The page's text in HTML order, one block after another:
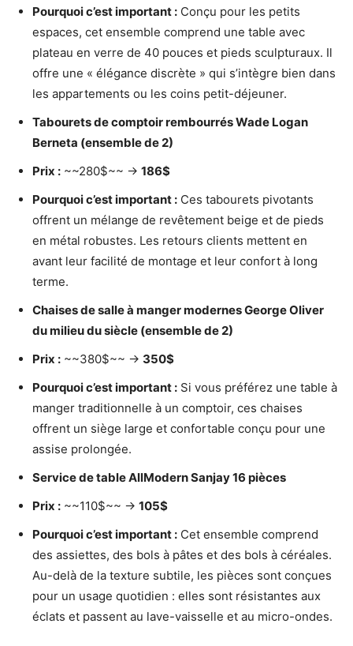
Pourquoi c’est important : Conçu pour les petits
espaces, cet ensemble comprend une table avec
plateau en verre de 40 pouces et pieds sculpturaux. Il
offre une « élégance discrète » qui s’intègre bien dans
les appartements ou les coins petit-déjeuner.
Tabourets de comptoir rembourrés Wade Logan
Berneta (ensemble de 2)
Prix : ~~280$~~ → 186$
Pourquoi c’est important : Ces tabourets pivotants
offrent un mélange de revêtement beige et de pieds
en métal robustes. Les retours clients mettent en
avant leur facilité de montage et leur confort à long
terme.
Chaises de salle à manger modernes George Oliver
du milieu du siècle (ensemble de 2)
Prix : ~~380$~~ → 350$
Pourquoi c’est important : Si vous préférez une table à
manger traditionnelle à un comptoir, ces chaises
offrent un siège large et confortable conçu pour une
assise prolongée.
Service de table AllModern Sanjay 16 pièces
Prix : ~~110$~~ → 105$
Pourquoi c’est important : Cet ensemble comprend
des assiettes, des bols à pâtes et des bols à céréales.
Au-delà de la texture subtile, les pièces sont conçues
pour un usage quotidien : elles sont résistantes aux
éclats et passent au lave-vaisselle et au micro-ondes.